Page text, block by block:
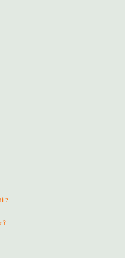
?
?